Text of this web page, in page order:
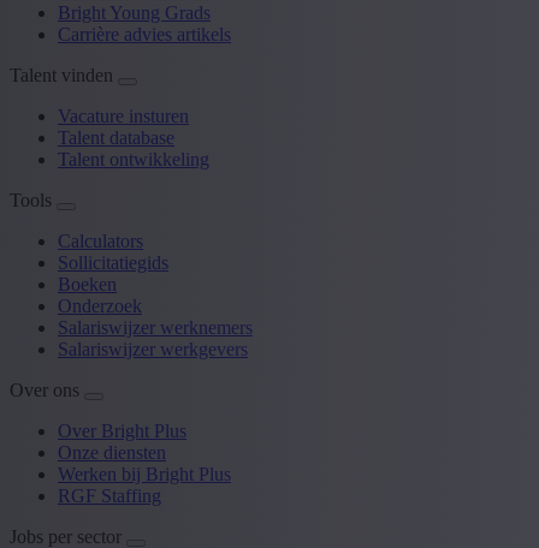
Bright Young Grads
Carrière advies artikels
Talent vinden
Vacature insturen
Talent database
Talent ontwikkeling
Tools
Calculators
Sollicitatiegids
Boeken
Onderzoek
Salariswijzer werknemers
Salariswijzer werkgevers
Over ons
Over Bright Plus
Onze diensten
Werken bij Bright Plus
RGF Staffing
Jobs per sector